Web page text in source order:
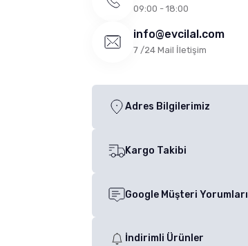
09:00 - 18:00
info@evcilal.com
7 /24 Mail İletişim
Adres Bilgilerimiz
Kargo Takibi
Google Müşteri Yorumları
İndirimli Ürünler